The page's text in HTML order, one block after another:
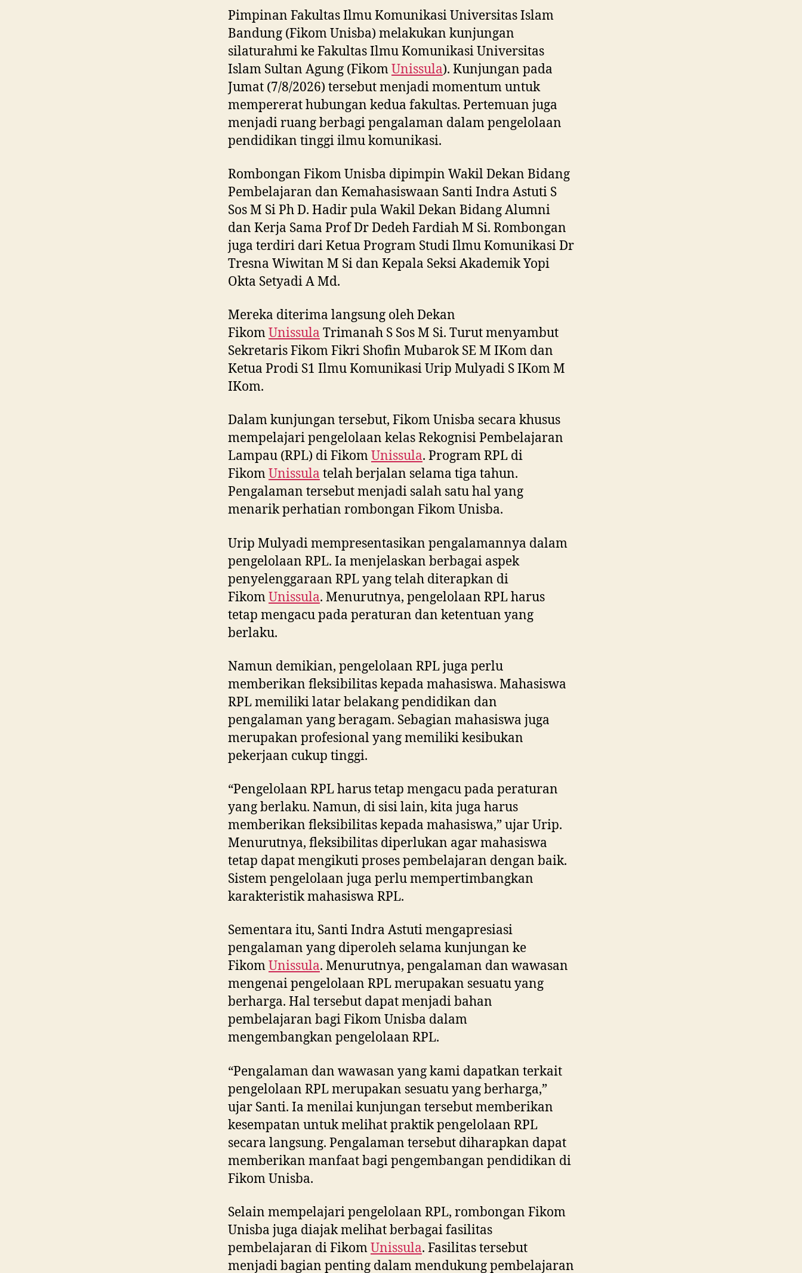
Pimpinan Fakultas Ilmu Komunikasi Universitas Islam
Bandung (Fikom Unisba) melakukan kunjungan
silaturahmi ke Fakultas Ilmu Komunikasi Universitas
Islam Sultan Agung (FikomUnissula). Kunjungan pada
Jumat (7/8/2026) tersebut menjadi momentum untuk
mempererat hubungan kedua fakultas. Pertemuan juga
menjadi ruang berbagi pengalaman dalam pengelolaan
pendidikan tinggi ilmu komunikasi.
Rombongan Fikom Unisba dipimpin Wakil Dekan Bidang
Pembelajaran dan Kemahasiswaan Santi Indra Astuti S
Sos M Si Ph D. Hadir pula Wakil Dekan Bidang Alumni
dan Kerja Sama Prof Dr Dedeh Fardiah M Si. Rombongan
juga terdiri dari Ketua Program Studi Ilmu Komunikasi Dr
Tresna Wiwitan M Si dan Kepala Seksi Akademik Yopi
Okta Setyadi A Md.
Mereka diterima langsung oleh Dekan
FikomUnissula Trimanah S Sos M Si. Turut menyambut
Sekretaris Fikom Fikri Shofin Mubarok SE M IKom dan
Ketua Prodi S1 Ilmu Komunikasi Urip Mulyadi S IKom M
IKom.
Dalam kunjungan tersebut, Fikom Unisba secara khusus
mempelajari pengelolaan kelas Rekognisi Pembelajaran
Lampau (RPL) di FikomUnissula. Program RPL di
FikomUnissula telah berjalan selama tiga tahun.
Pengalaman tersebut menjadi salah satu hal yang
menarik perhatian rombongan Fikom Unisba.
Urip Mulyadi mempresentasikan pengalamannya dalam
pengelolaan RPL. Ia menjelaskan berbagai aspek
penyelenggaraan RPL yang telah diterapkan di
FikomUnissula. Menurutnya, pengelolaan RPL harus
tetap mengacu pada peraturan dan ketentuan yang
berlaku.
Namun demikian, pengelolaan RPL juga perlu
memberikan fleksibilitas kepada mahasiswa. Mahasiswa
RPL memiliki latar belakang pendidikan dan
pengalaman yang beragam. Sebagian mahasiswa juga
merupakan profesional yang memiliki kesibukan
pekerjaan cukup tinggi.
“Pengelolaan RPL harus tetap mengacu pada peraturan
yang berlaku. Namun, di sisi lain, kita juga harus
memberikan fleksibilitas kepada mahasiswa,” ujar Urip.
Menurutnya, fleksibilitas diperlukan agar mahasiswa
tetap dapat mengikuti proses pembelajaran dengan baik.
Sistem pengelolaan juga perlu mempertimbangkan
karakteristik mahasiswa RPL.
Sementara itu, Santi Indra Astuti mengapresiasi
pengalaman yang diperoleh selama kunjungan ke
FikomUnissula. Menurutnya, pengalaman dan wawasan
mengenai pengelolaan RPL merupakan sesuatu yang
berharga. Hal tersebut dapat menjadi bahan
pembelajaran bagi Fikom Unisba dalam
mengembangkan pengelolaan RPL.
“Pengalaman dan wawasan yang kami dapatkan terkait
pengelolaan RPL merupakan sesuatu yang berharga,”
ujar Santi. Ia menilai kunjungan tersebut memberikan
kesempatan untuk melihat praktik pengelolaan RPL
secara langsung. Pengalaman tersebut diharapkan dapat
memberikan manfaat bagi pengembangan pendidikan di
Fikom Unisba.
Selain mempelajari pengelolaan RPL, rombongan Fikom
Unisba juga diajak melihat berbagai fasilitas
pembelajaran di FikomUnissula. Fasilitas tersebut
menjadi bagian penting dalam mendukung pembelajaran